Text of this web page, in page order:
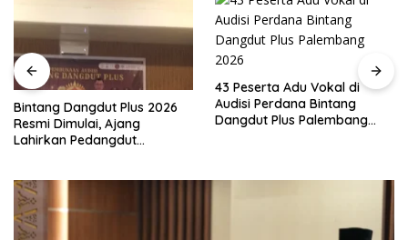
Bintang Dangdut Plus 2026
Resmi Dimulai, Ajang
Lahirkan Pedangdut
43 Peserta Adu Vokal di
Audisi Perdana Bintang
Dangdut Plus Palembang